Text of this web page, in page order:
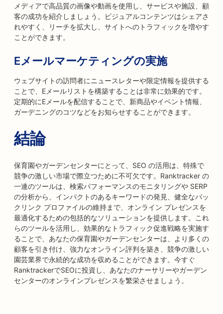
メディアで高品質の画像や動画を使用し、サービスや施設、顧
客の成功を紹介しましょう。ビジュアルコンテンツはシェアさ
れやすく、リーチを拡大し、サイトへのトラフィックを増やす
ことができます。
Eメールマーケティングの実施
ウェブサイトの訪問者にニュースレターや限定情報を提供する
ことで、Eメールリストを構築することは非常に効果的です。
定期的にEメールを配信することで、新商品やイベント情報、
ガーデニングのコツなどをお知らせすることができます。
結論
保育園やガーデンセンターにとって、SEO の活用は、特殊で
競争の激しい市場で際立つために不可欠です。Ranktracker の
一連のツールは、検索パフォーマンスのモニタリングや SERP
の分析から、インパクトのあるキーワードの発見、健全なバッ
クリンク プロファイルの維持まで、オンライン プレゼンスを
最適化するための包括的なソリューションを提供します。これ
らのツールを活用し、効果的なトラフィック促進戦略を実施す
ることで、あなたの保育園やガーデンセンターは、より多くの
顧客を引き付け、強力なオンライン評判を築き、競争の激しい
園芸業界で永続的な成功を収めることができます。今すぐ
RanktrackerでSEOに投資し、あなたのナーサリーやガーデン
センターのオンラインプレゼンスを繁栄させましょう。